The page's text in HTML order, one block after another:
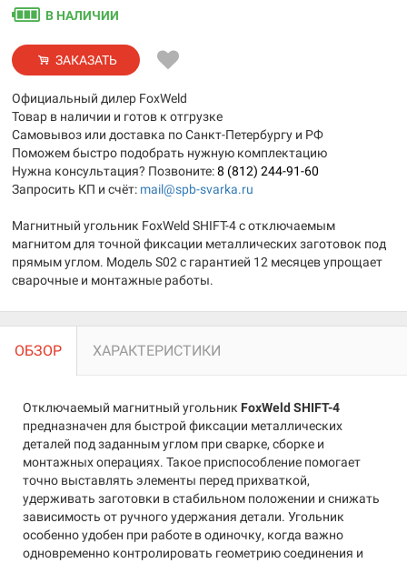
В НАЛИЧИИ
ЗАКАЗАТЬ
Официальный дилер FoxWeld
Товар в наличии и готов к отгрузке
Самовывоз или доставка по Санкт-Петербургу и РФ
Поможем быстро подобрать нужную комплектацию
Нужна консультация? Позвоните:8 (812) 244-91-60
Запросить КП и счёт: mail@spb-svarka.ru
Магнитный угольник FoxWeld SHIFT-4 с отключаемым
магнитом для точной фиксации металлических заготовок под
прямым углом. Модель S02 с гарантией 12 месяцев упрощает
сварочные и монтажные работы.
ОБЗОР ХАРАКТЕРИСТИКИ
Отключаемый магнитный угольник FoxWeld SHIFT-4
предназначен для быстрой фиксации металлических
деталей под заданным углом при сварке, сборке и
монтажных операциях. Такое приспособление помогает
точно выставлять элементы перед прихваткой,
удерживать заготовки в стабильном положении и снижать
зависимость от ручного удержания детали. Угольник
особенно удобен при работе в одиночку, когда важно
одновременно контролировать геометрию соединения и